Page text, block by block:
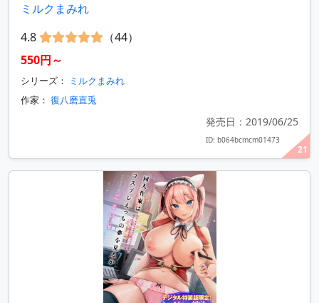
21
ミルクまみれ
4.8
（44）
550円～
シリーズ：
ミルクまみれ
作家： 復八磨直兎
発売日：2019/06/25
ID: b064bcmcm01473